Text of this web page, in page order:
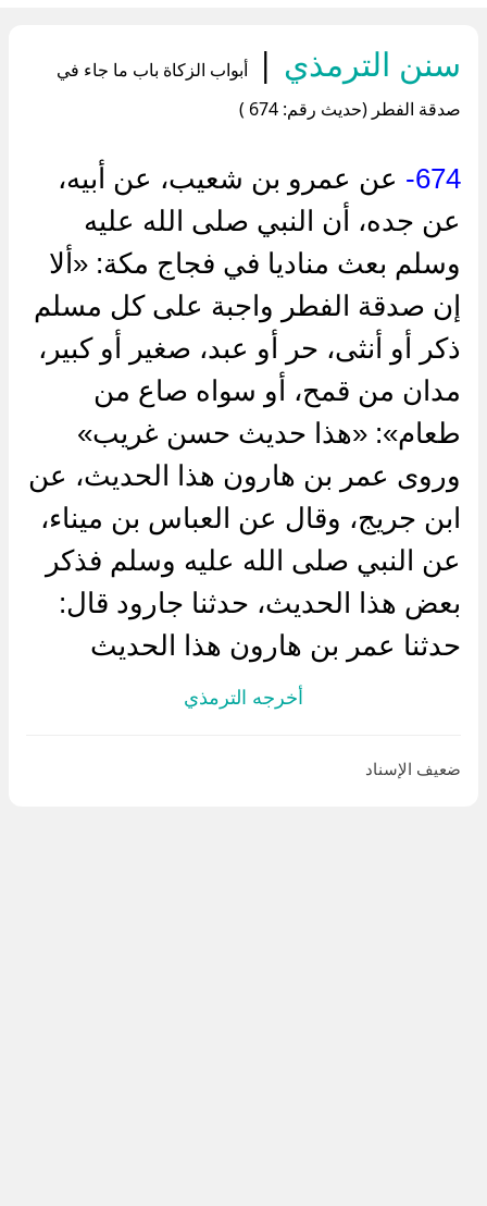
سنن الترمذي |
أبواب الزكاة باب ما جاء في
صدقة الفطر (حديث رقم: 674 )
674-
عن عمرو بن شعيب، عن أبيه،
عن جده، أن النبي صلى الله عليه
وسلم بعث مناديا في فجاج مكة: «ألا
إن صدقة الفطر واجبة على كل مسلم
ذكر أو أنثى، حر أو عبد، صغير أو كبير،
مدان من قمح، أو سواه صاع من
طعام»: «هذا حديث حسن غريب»
وروى عمر بن هارون هذا الحديث، عن
ابن جريج، وقال عن العباس بن ميناء،
عن النبي صلى الله عليه وسلم فذكر
بعض هذا الحديث، حدثنا جارود قال:
حدثنا عمر بن هارون هذا الحديث
أخرجه الترمذي
ضعيف الإسناد